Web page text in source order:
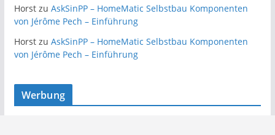
Horstzu AskSinPP – HomeMatic Selbstbau Komponenten
von Jérôme Pech – Einführung
Horstzu AskSinPP – HomeMatic Selbstbau Komponenten
von Jérôme Pech – Einführung
Werbung